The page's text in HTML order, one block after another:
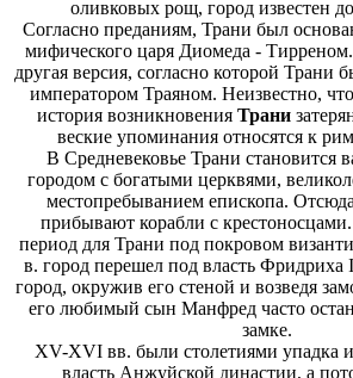
оливковых рощ, город известен
Согласно преданиям, Трани был
мифического царя Диомеда -
другая версия, согласно которой Трани
императором Траяном. Неизвестно,
история возникновения Трани
веские упоминания относятся к
В Средневековье Трани становится
городом с богатыми церквями,
местопребыванием епископа.
прибывают корабли с
период для Трани под покровом
в. город перешел под власть Фридриха
город, окружив его стеной и возведя
его любимый сын Манфред часто
замке.
XV-XVI вв. были столетиями упадка
власть Анжуйской династии, а